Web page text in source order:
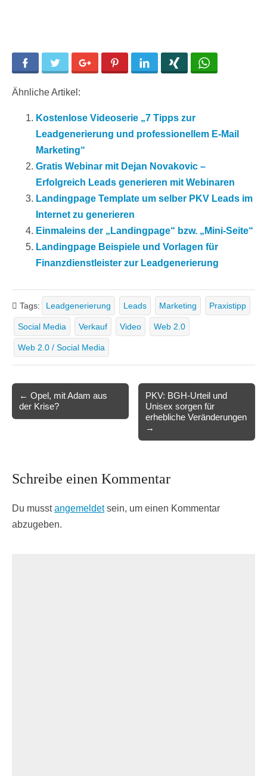
Facebook Twitter Google+ Pinterest LinkedIn
Ähnliche Artikel:
Kostenlose Videoserie „7 Tipps zur
Leadgenerierung und professionellem E-Mail
Marketing“
Gratis Webinar mit Dejan Novakovic –
Erfolgreich Leads generieren mit Webinaren
Landingpage Template um selber PKV Leads im
Internet zu generieren
Einmaleins der „Landingpage“ bzw. „Mini-Seite“
Landingpage Beispiele und Vorlagen für
Finanzdienstleister zur Leadgenerierung
Tags: Leadgenerierung Leads Marketing Praxistipp
Social Media Verkauf Video Web 2.0
Web 2.0 / Social Media
Post
navigation
← Opel, mit Adam aus
der Krise?
PKV: BGH-Urteil und
Unisex sorgen für
erhebliche Veränderungen
→
Schreibe einen Kommentar
Du musstangemeldetsein, um einen Kommentar
abzugeben.